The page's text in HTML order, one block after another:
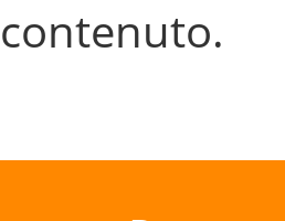
contenuto.